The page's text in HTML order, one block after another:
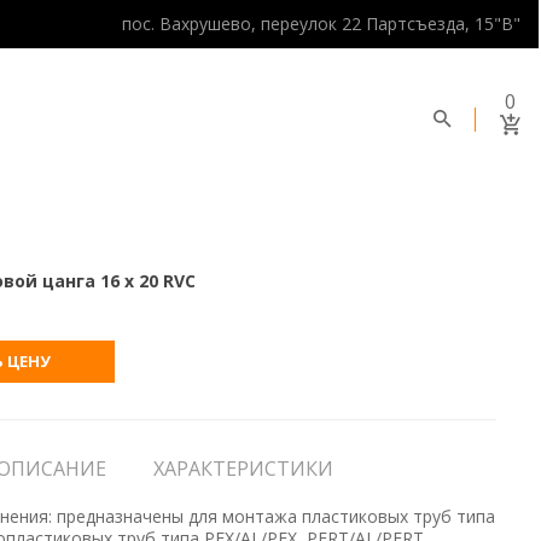
пос. Вахрушево, переулок 22 Партсъезда, 15"В"
0
цанга 16 х 20 RVC
ЦЕНУ
ХАРАКТЕРИСТИКИ
предназначены для монтажа пластиковых труб типа